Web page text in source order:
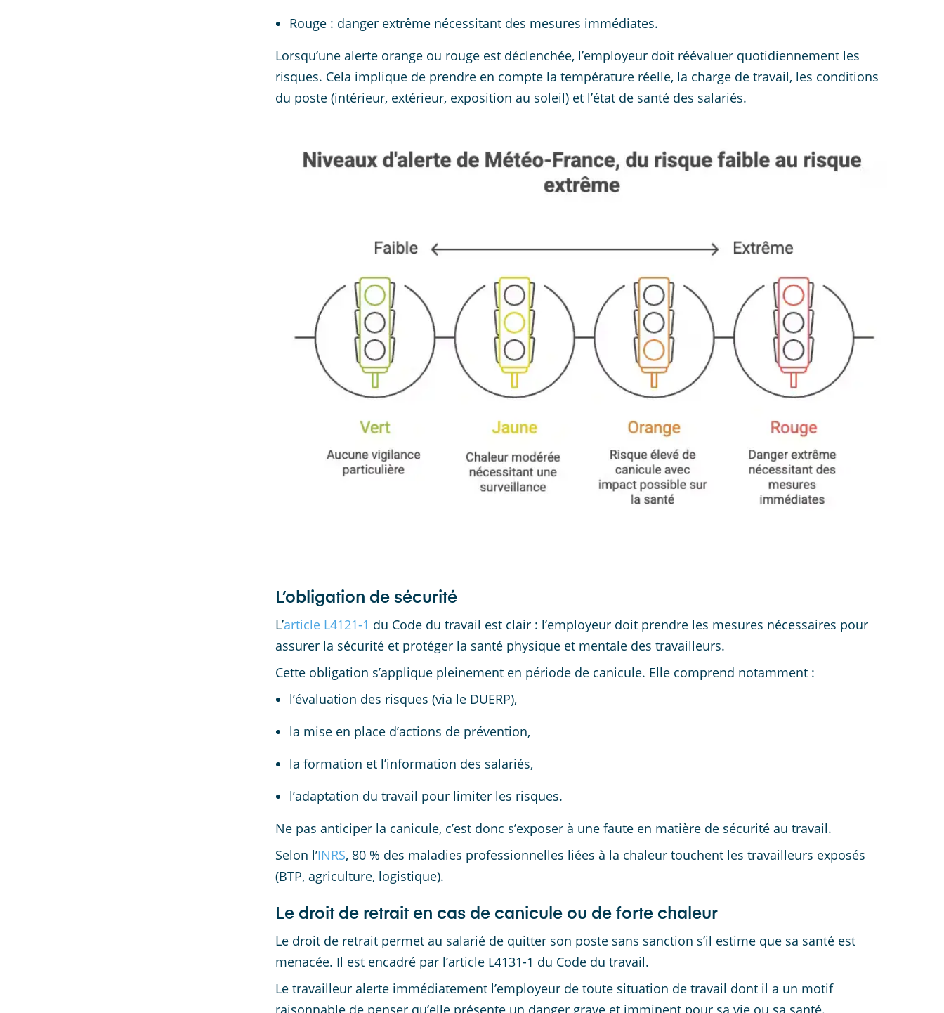
Rouge : danger extrême nécessitant des mesures immédiates.
Lorsqu’une alerte orange ou rouge est déclenchée, l’employeur doit réévaluer quotidiennement les
risques. Cela implique de prendre en compte la température réelle, la charge de travail, les conditions
du poste (intérieur, extérieur, exposition au soleil) et l’état de santé des salariés.
L’obligation de sécurité
L’article L4121-1 du Code du travail est clair : l’employeur doit prendre les mesures nécessaires pour
assurer la sécurité et protéger la santé physique et mentale des travailleurs.
Cette obligation s’applique pleinement en période de canicule. Elle comprend notamment :
l’évaluation des risques (via le DUERP),
la mise en place d’actions de prévention,
la formation et l’information des salariés,
l’adaptation du travail pour limiter les risques.
Ne pas anticiper la canicule, c’est donc s’exposer à une faute en matière de sécurité au travail.
Selon l’INRS, 80 % des maladies professionnelles liées à la chaleur touchent les travailleurs exposés
(BTP, agriculture, logistique).
Le droit de retrait en cas de canicule ou de forte chaleur
Le droit de retrait permet au salarié de quitter son poste sans sanction s’il estime que sa santé est
menacée. Il est encadré par l’article L4131-1 du Code du travail.
Le travailleur alerte immédiatement l’employeur de toute situation de travail dont il a un motif
raisonnable de penser qu’elle présente un danger grave et imminent pour sa vie ou sa santé.